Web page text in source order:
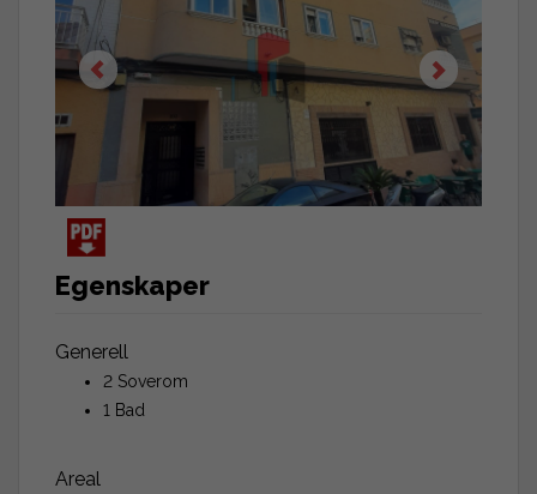
Egenskaper
Generell
2 Soverom
1 Bad
Areal